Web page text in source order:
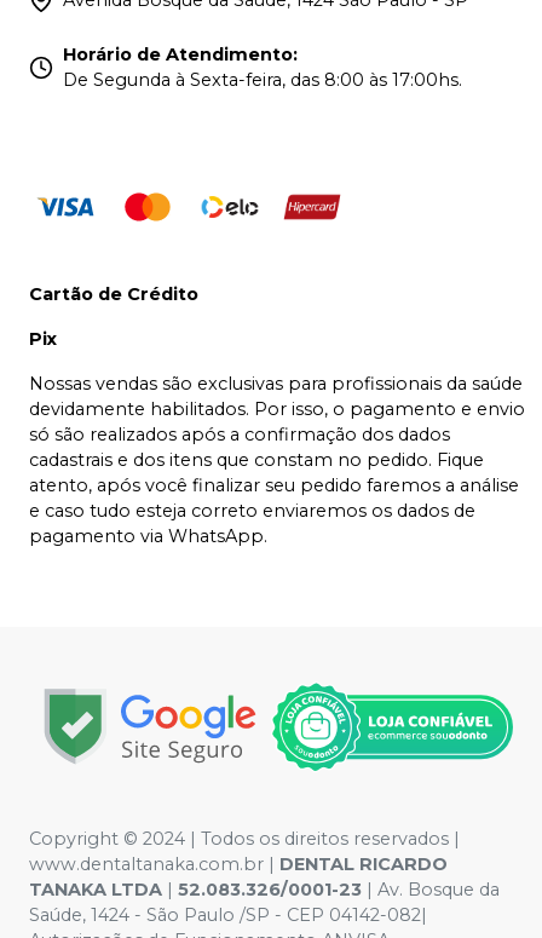
Horário de Atendimento:
De Segunda à Sexta-feira, das 8:00 às 17:00hs.
Cartão de Crédito
Pix
Nossas vendas são exclusivas para profissionais da saúde
devidamente habilitados. Por isso, o pagamento e envio
só são realizados após a confirmação dos dados
cadastrais e dos itens que constam no pedido. Fique
atento, após você finalizar seu pedido faremos a análise
e caso tudo esteja correto enviaremos os dados de
pagamento via WhatsApp.
Copyright © 2024 | Todos os direitos reservados |
www.dentaltanaka.com.br | DENTAL RICARDO
TANAKA LTDA | 52.083.326/0001-23 | Av. Bosque da
Saúde, 1424 - São Paulo /SP - CEP 04142-082|